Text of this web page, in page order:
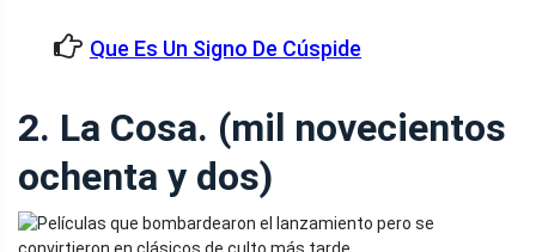
Que Es Un Signo De Cúspide
2. La Cosa. (mil novecientos
ochenta y dos)